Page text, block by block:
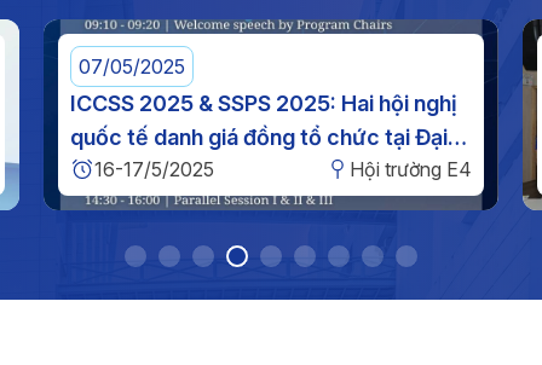
07/05/2025
ICCSS 2025 & SSPS 2025: Hai hội nghị
quốc tế danh giá đồng tổ chức tại Đại
học Công nghiệp TP. HCM
16-17/5/2025 Hội trường E4
22/
Khai